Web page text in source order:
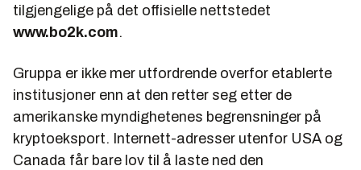
tilgjengelige på det offisielle nettstedet
www.bo2k.com.
Gruppa er ikke mer utfordrende overfor etablerte
institusjoner enn at den retter seg etter de
amerikanske myndighetenes begrensninger på
kryptoeksport. Internett-adresser utenfor USA og
Canada får bare lov til å laste ned den